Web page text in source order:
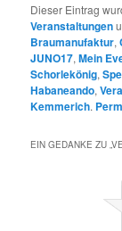
Dieser Eintrag
Veranstaltungen
Braumanufaktur,
JUNO17,Mein
Schorlekönig,
Habaneando,
Kemmerich.
EIN GEDANKE ZU „